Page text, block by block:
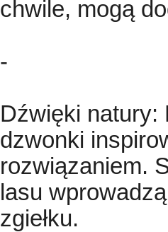
chwile, mogą
-
Dźwięki natury:
dzwonki
rozwiązaniem.
lasu
zgiełku.